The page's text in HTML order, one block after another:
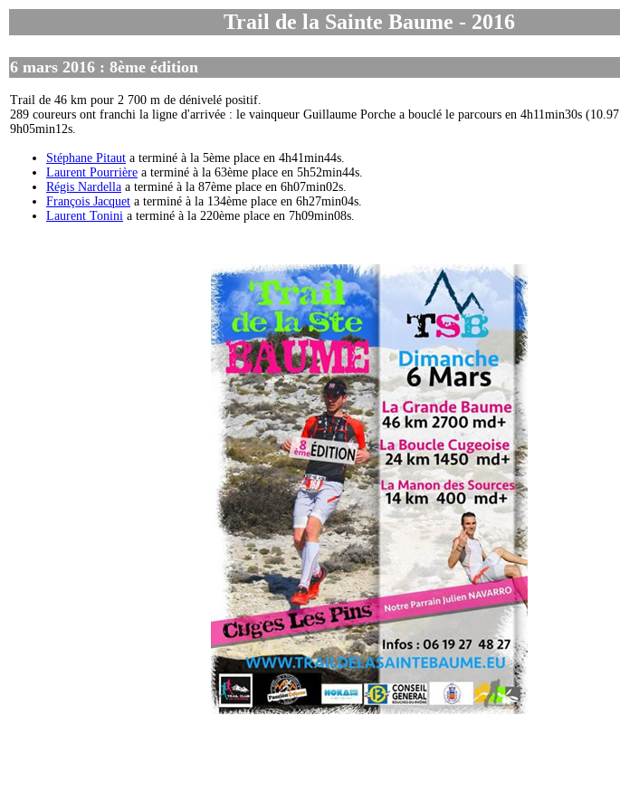
Trail de la Sainte Baume - 2016
6 mars 2016 : 8ème édition
Trail de 46 km pour 2 700 m de dénivelé positif.
289 coureurs ont franchi la ligne d'arrivée : le vainqueur Guillaume Porche a bouclé le parcours en 4h11min30s
9h05min12s.
Stéphane Pitaut a terminé à la 5ème place en 4h41min44s.
Laurent Pourrière a terminé à la 63ème place en 5h52min44s.
Régis Nardella a terminé à la 87ème place en 6h07min02s.
François Jacquet a terminé à la 134ème place en 6h27min04s.
Laurent Tonini a terminé à la 220ème place en 7h09min08s.